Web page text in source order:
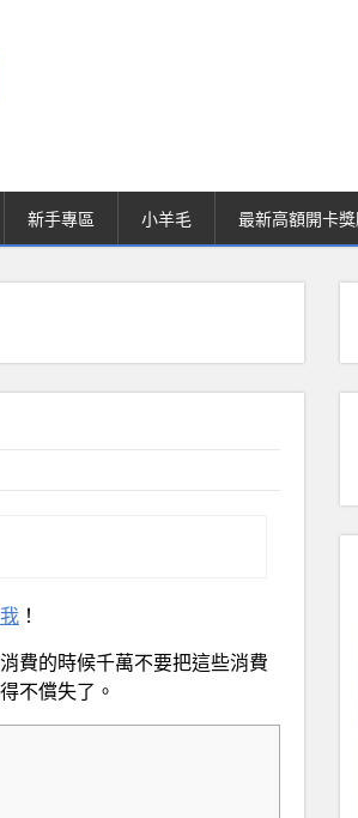
新手專區 小羊毛 最新高額開卡
！
費的時候千萬不要把這些消費
不償失了。